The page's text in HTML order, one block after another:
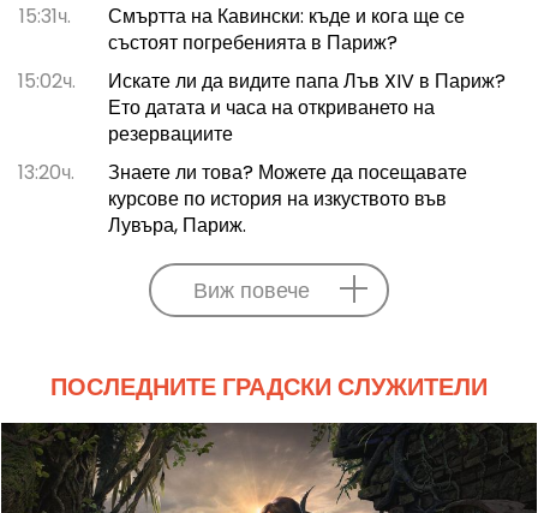
15:31ч.
Смъртта на Кавински: къде и кога ще се
състоят погребенията в Париж?
15:02ч.
Искате ли да видите папа Лъв XIV в Париж?
Ето датата и часа на откриването на
резервациите
13:20ч.
Знаете ли това? Можете да посещавате
курсове по история на изкуството във
Лувъра, Париж.
Виж повече
ПОСЛЕДНИТЕ ГРАДСКИ СЛУЖИТЕЛИ